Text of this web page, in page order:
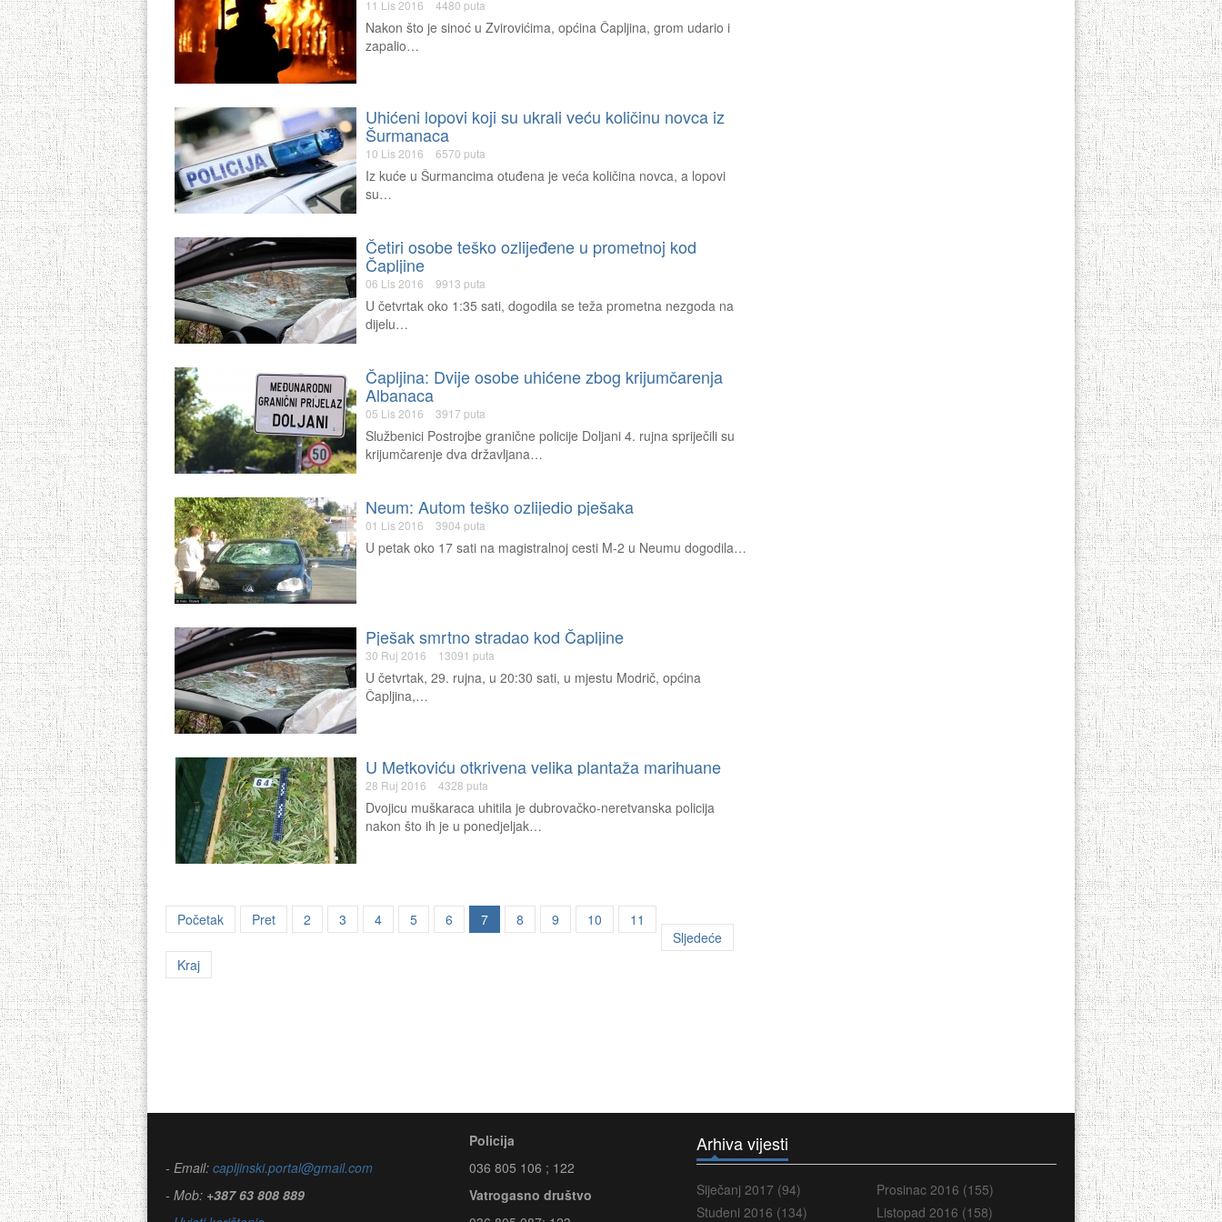
11 Lis 2016 4480 puta
Nakon što je sinoć u Zvirovićima, općina Čapljina, grom udario i
zapalio…
Uhićeni lopovi koji su ukrali veću količinu novca iz
Šurmanaca
10 Lis 2016 6570 puta
Iz kuće u Šurmancima otuđena je veća količina novca, a lopovi
su…
Četiri osobe teško ozlijeđene u prometnoj kod
Čapljine
06 Lis 2016 9913 puta
U četvrtak oko 1:35 sati, dogodila se teža prometna nezgoda na
dijelu…
Čapljina: Dvije osobe uhićene zbog krijumčarenja
Albanaca
05 Lis 2016 3917 puta
Službenici Postrojbe granične policije Doljani 4. rujna spriječili su
krijumčarenje dva državljana…
Neum: Autom teško ozlijedio pješaka
01 Lis 2016 3904 puta
U petak oko 17 sati na magistralnoj cesti M-2 u Neumu dogodila…
Pješak smrtno stradao kod Čapljine
30 Ruj 2016 13091 puta
U četvrtak, 29. rujna, u 20:30 sati, u mjestu Modrič, općina
Čapljina,…
U Metkoviću otkrivena velika plantaža marihuane
28 Ruj 2016 4328 puta
Dvojicu muškaraca uhitila je dubrovačko-neretvanska policija
nakon što ih je u ponedjeljak…
Početak Pret 2 3 4 5 6 7 8 9 10
11
Sljedeće
Kraj
- Email: capljinski.portal@gmail.com
- Mob: +387 63 808 889
Policija
036 805 106 ; 122
Vatrogasno društvo
Arhiva vijesti
Siječanj 2017 (94)
Prosinac 2016 (155)
Studeni 2016 (134)
Listopad 2016 (158)